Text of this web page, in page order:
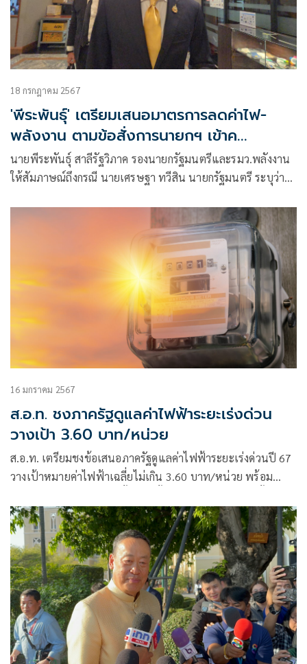
18 กรกฎาคม 2567
'พีระพันธ์ุ' เตรียมเสนอมาตรการลดค่าไฟ-
พลังงาน ตามข้อสั่งการนายกฯ เข้าค
รม.สัปดาห์หน้า
นายพีระพันธุ์ สาลีรัฐวิภาค รองนายกรัฐมนตรีและรมว.พลังงาน
ให้สัมภาษณ์ถึงกรณี นายเศรษฐา ทวีสิน นายกรัฐมนตรี ระบุว่า
ประชุมคณะรัฐมนตรีในสัปดาห์หน้
16 มกราคม 2567
ส.อ.ท. ชงภาครัฐดูแลค่าไฟฟ้าระยะเร่งด่วน
วางเป้า 3.60 บาท/หน่วย
ส.อ.ท. เตรียมชงข้อเสนอภาครัฐดูแลค่าไฟฟ้าระยะเร่งด่วนปี 67
วางเป้าหมายค่าไฟฟ้าเฉลี่ยไม่เกิน 3.60 บาท/หน่วย พร้อม
ดึงเป้าหมายค่าไฟเฉลี่ยไม่เกิน 3 บาท/หน่วย เร่งเจรจาพื้นที่ทับ
ซ้อนไทย-กัมพูชา เปิดตลาดไฟเสรี